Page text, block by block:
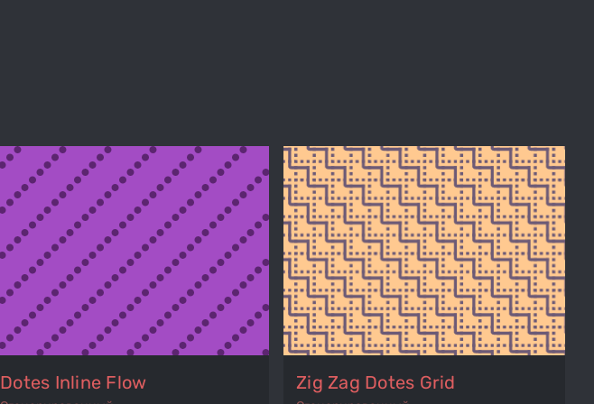
Dotes Inline Flow Zig Zag Dotes Grid